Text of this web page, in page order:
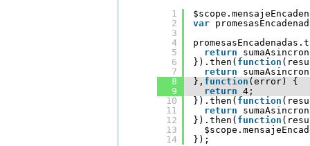
1
2
3
4
5
6
7
8
9
10
11
12
13
14
var
return
}).then( function
return
}, function (error) {
return 4;
}).then( function
return
}).then( function
});